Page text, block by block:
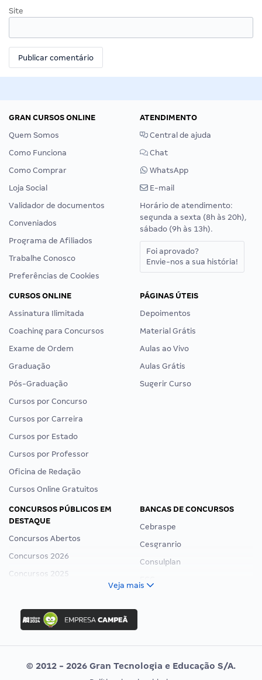
Site
GRAN CURSOS ONLINE
Quem Somos
Como Funciona
Como Comprar
Loja Social
Validador de documentos
Conveniados
Programa de Afiliados
Trabalhe Conosco
Preferências de Cookies
ATENDIMENTO
Central de ajuda
Chat
WhatsApp
E-mail
Horário de atendimento:
segunda a sexta (8h às 20h),
sábado (9h às 13h).
Foi aprovado?
Envie-nos a sua história!
CURSOS ONLINE
Assinatura Ilimitada
Coaching para Concursos
Exame de Ordem
Graduação
Pós-Graduação
Cursos por Concurso
Cursos por Carreira
Cursos por Estado
Cursos por Professor
Oficina de Redação
Cursos Online Gratuitos
PÁGINAS ÚTEIS
Depoimentos
Material Grátis
Aulas ao Vivo
Aulas Grátis
Sugerir Curso
CONCURSOS PÚBLICOS EM
DESTAQUE
Concursos Abertos
Concursos 2026
Concursos 2025
Concurso Ibama
Concurso MPU
Editais publicados
BANCAS DE CONCURSOS
Cebraspe
Cesgranrio
Consulplan
Vunesp
Veja mais
© 2012 - 2026 Gran Tecnologia e Educação S/A.